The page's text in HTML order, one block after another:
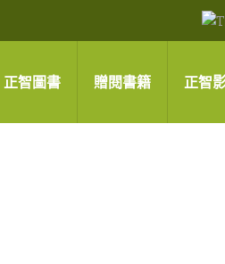
正智圖書 贈閱書籍 正智